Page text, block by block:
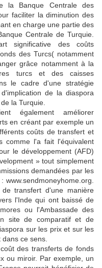
la Banque Centrale des
faciliter la diminution des
en charge une partie des
Centrale de Turquie.
significative des coûts
des Turcs( notamment
grâce notamment à la
turcs et des caisses
le cadre d'une stratégie
de la diaspora
la Turquie.
également améliorer
en créant par exemple un
coûts de transfert et
comme l'a fait l'équivalent
le développement (AFD)
» tout simplement
demandées par les
transfert d'une manière
l'Inde qui ont baissé de
ou l'Ambassade des
site de comparatif et de
sur les prix et sur les
ce sens.
des transferts de fonds
ou miroir. Par exemple, un